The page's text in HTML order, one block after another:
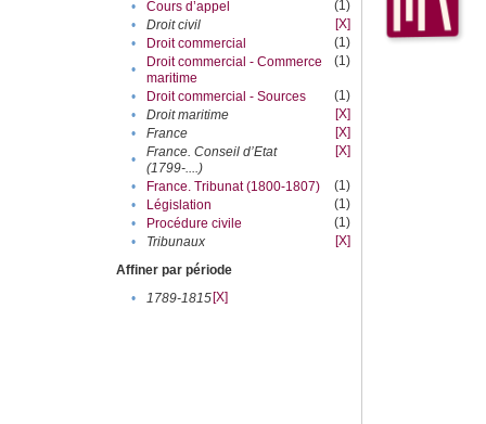
•
Cours d’appel
(1)
•
Droit civil
[X]
•
Droit commercial
(1)
•
Droit commercial - Commerce
maritime
(1)
• Droit commercial - Sources
(1)
•
Droit maritime
[X]
•
France
[X]
•
France. Conseil d’Etat
(1799-....)
[X]
• France. Tribunat (1800-1807)
(1)
•
Législation
(1)
•
Procédure civile
(1)
•
Tribunaux
[X]
Affiner par période
•
1789-1815[X]